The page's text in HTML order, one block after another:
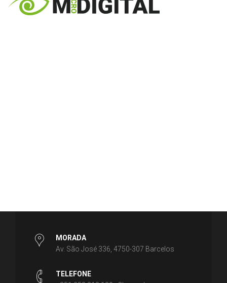
MORADA
Av. São José 336, 4750-307 Barcelos
TELEFONE